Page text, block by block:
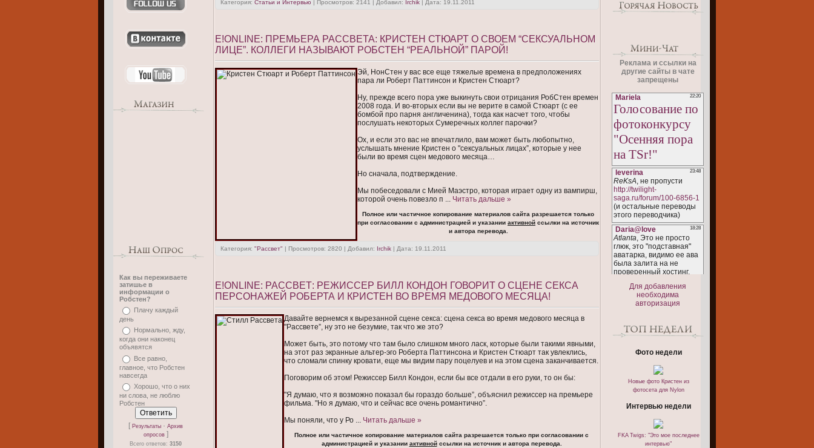
Как вы переживаете
затишье в
информации о
Робстен?
Плачу каждый
день
Нормально, жду,
когда они наконец
объявятся
Все равно,
главное, что Робстен
навсегда
Хорошо, что о них
ни слова, не люблю
Робстен
[ Результаты · Архив
опросов]
Всего ответов: 3150
Категория: Статьи и Интервью | Просмотров: 2141 | Добавил: Irchik | Дата: 19.11.2011
E!ONLINE: ПРЕМЬЕРА РАССВЕТА: КРИСТЕН СТЮАРТ О СВОЕМ “СЕКСУАЛЬНОМ
ЛИЦЕ”. КОЛЛЕГИ НАЗЫВАЮТ РОБСТЕН “РЕАЛЬНОЙ” ПАРОЙ!
Эй, НонСтен у вас все еще тяжелые времена в предположениях
пара ли Роберт Паттинсон и Кристен Стюарт?
Ну, прежде всего пора уже выкинуть свои отрицания РобСтен времен
2008 года. И во-вторых если вы не верите в самой Стюарт (с ее
бомбой про парня англиченина), тогда как насчет того, чтобы
послушать некоторых Сумеречных коллег парочки?
Ох, и если это вас не впечатлило, вам может быть любопытно,
услышать мнение Кристен о "сексуальных лицах”, которые у нее
были во время сцен медового месяца…
Но сначала, подтверждение.
Мы побеседовали с Мией Маэстро, которая играет одну из вампирш,
которой очень повезло п ... Читать дальше »
Полное или частичное копирование материалов сайта разрешается только
при согласовании с администрацией и указании активной ссылки на источник
и автора перевода.
Категория: "Рассвет" | Просмотров: 2820 | Добавил: Irchik | Дата: 19.11.2011
E!ONLINE: РАССВЕТ: РЕЖИССЕР БИЛЛ КОНДОН ГОВОРИТ О СЦЕНЕ СЕКСА
ПЕРСОНАЖЕЙ РОБЕРТА И КРИСТЕН ВО ВРЕМЯ МЕДОВОГО МЕСЯЦА!
Давайте вернемся к вырезанной сцене секса: сцена секса во время медового месяца в
"Рассвете”, ну это не безумие, так что же это?
Может быть, это потому что там было слишком много ласк, которые были такими явными,
на этот раз экранные альтер-эго Роберта Паттинсона и Кристен Стюарт так увлеклись,
что сломали спинку кровати, еще мы видим пару поцелуев и на этом сцена заканчивается.
Поговорим об этом! Режиссер Билл Кондон, если бы все отдали в его руки, то он бы:
"Я думаю, что я возможно показал бы гораздо больше”, объяснил режиссер на премьере
фильма. "Но я думаю, что и сейчас все очень романтично”.
Мы поняли, что у Ро ... Читать дальше »
Полное или частичное копирование материалов сайта разрешается только при согласовании с
администрацией и указании активнойссылки на источник и автора перевода.
Реклама и ссылки на
другие сайты в чате
запрещены
Для добавления
необходима
авторизация
Фото недели
Новые фото Кристен из
фотосета для Nylon
Интервью недели
FKA Twigs: "Это мое последнее
интервью"